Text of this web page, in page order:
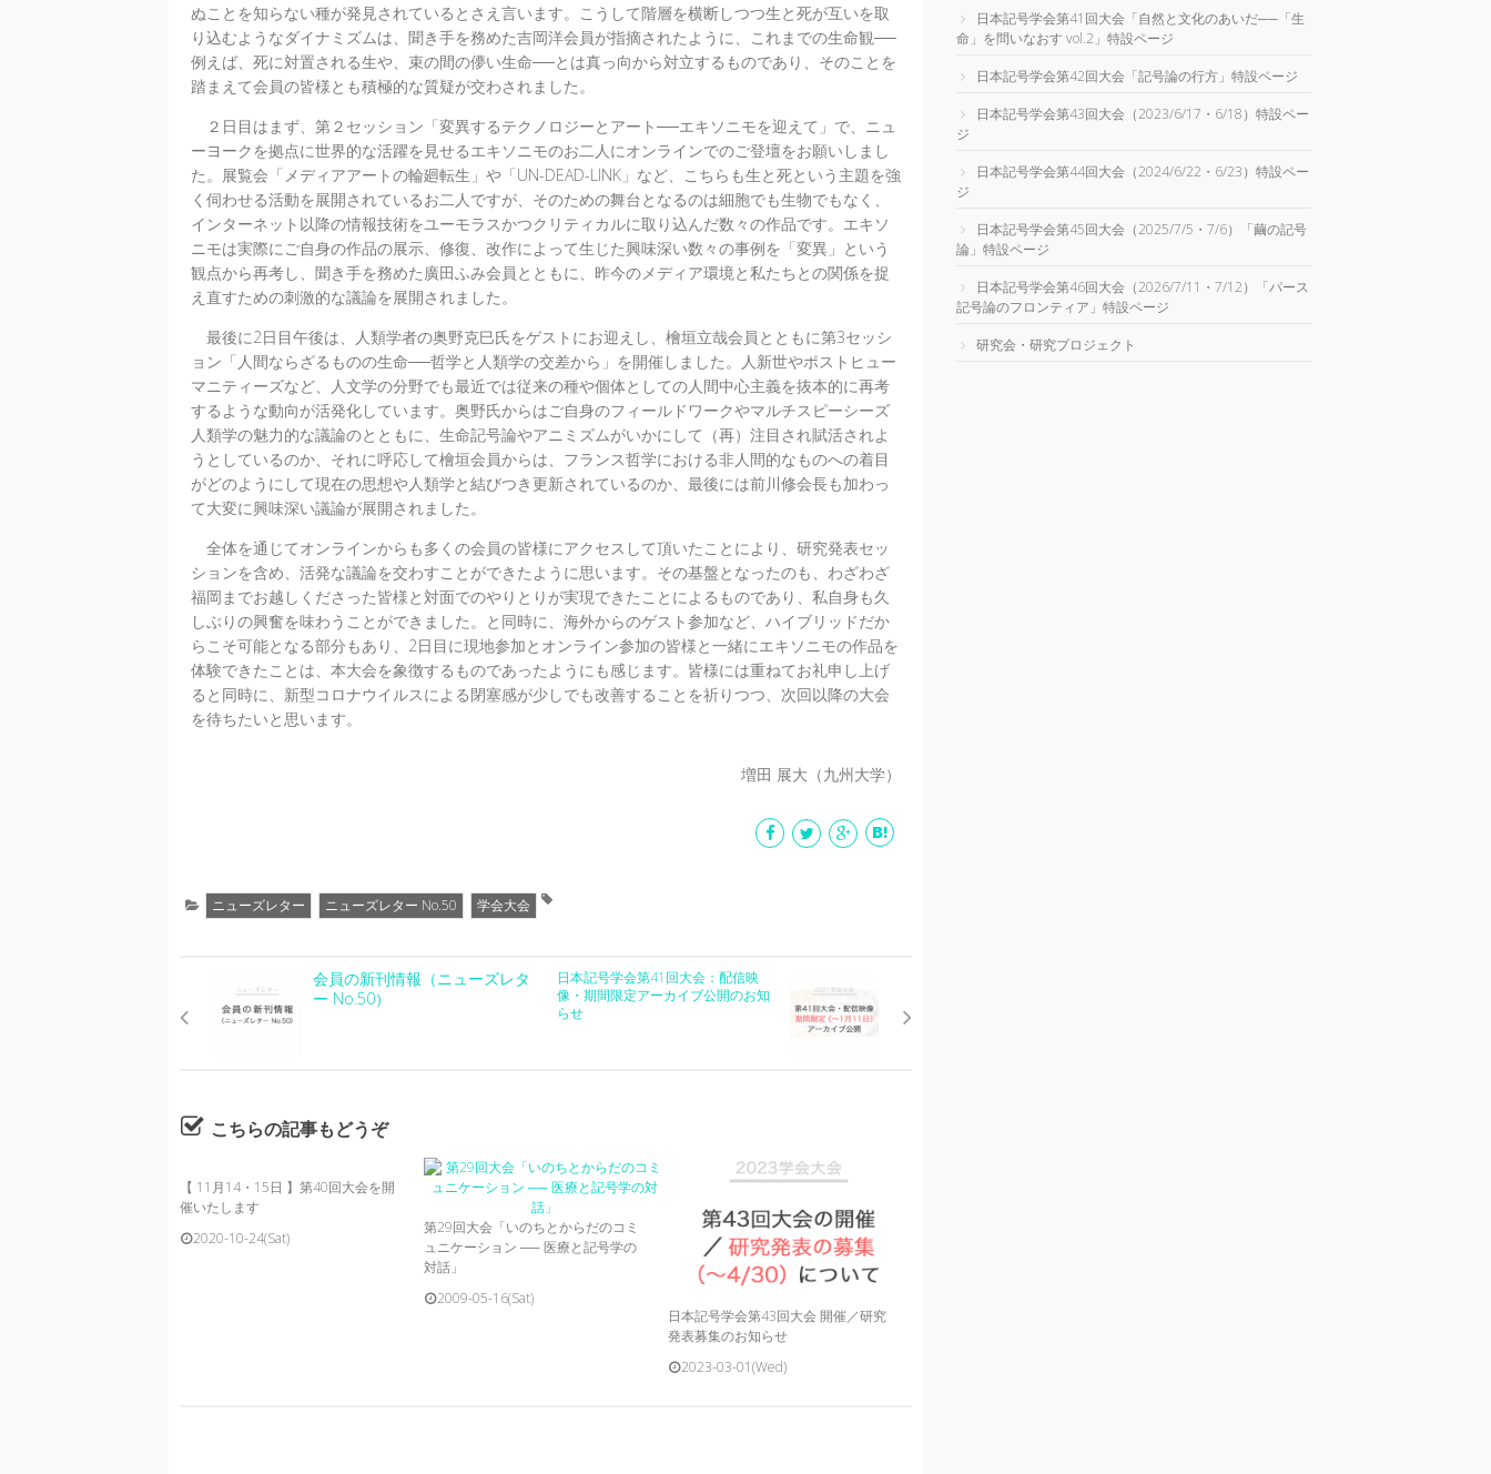
ぬことを知らない種が発見されているとさえ言います。こうして階層を横断しつつ生と死が互いを取
り込むようなダイナミズムは、聞き手を務めた吉岡洋会員が指摘されたように、これまでの生命観──
例えば、死に対置される生や、束の間の儚い生命──とは真っ向から対立するものであり、そのことを
踏まえて会員の皆様とも積極的な質疑が交わされました。
２日目はまず、第２セッション「変異するテクノロジーとアート──エキソニモを迎えて」で、ニュ
ーヨークを拠点に世界的な活躍を見せるエキソニモのお二人にオンラインでのご登壇をお願いしまし
た。展覧会「メディアアートの輪廻転生」や「UN-DEAD-LINK」など、こちらも生と死という主題を強
く伺わせる活動を展開されているお二人ですが、そのための舞台となるのは細胞でも生物でもなく、
インターネット以降の情報技術をユーモラスかつクリティカルに取り込んだ数々の作品です。エキソ
ニモは実際にご自身の作品の展示、修復、改作によって生じた興味深い数々の事例を「変異」という
観点から再考し、聞き手を務めた廣田ふみ会員とともに、昨今のメディア環境と私たちとの関係を捉
え直すための刺激的な議論を展開されました。
最後に2日目午後は、人類学者の奥野克巳氏をゲストにお迎えし、檜垣立哉会員とともに第3セッシ
ョン「人間ならざるものの生命──哲学と人類学の交差から」を開催しました。人新世やポストヒュー
マニティーズなど、人文学の分野でも最近では従来の種や個体としての人間中心主義を抜本的に再考
するような動向が活発化しています。奥野氏からはご自身のフィールドワークやマルチスピーシーズ
人類学の魅力的な議論のとともに、生命記号論やアニミズムがいかにして（再）注目され賦活されよ
うとしているのか、それに呼応して檜垣会員からは、フランス哲学における非人間的なものへの着目
がどのようにして現在の思想や人類学と結びつき更新されているのか、最後には前川修会長も加わっ
て大変に興味深い議論が展開されました。
全体を通じてオンラインからも多くの会員の皆様にアクセスして頂いたことにより、研究発表セッ
ションを含め、活発な議論を交わすことができたように思います。その基盤となったのも、わざわざ
福岡までお越しくださった皆様と対面でのやりとりが実現できたことによるものであり、私自身も久
しぶりの興奮を味わうことができました。と同時に、海外からのゲスト参加など、ハイブリッドだか
らこそ可能となる部分もあり、2日目に現地参加とオンライン参加の皆様と一緒にエキソニモの作品を
体験できたことは、本大会を象徴するものであったようにも感じます。皆様には重ねてお礼申し上げ
ると同時に、新型コロナウイルスによる閉塞感が少しでも改善することを祈りつつ、次回以降の大会
を待ちたいと思います。
増田 展大（九州大学）
ニューズレター ニューズレター No.50 学会大会
会員の新刊情報（ニューズレタ
ー No.50）
日本記号学会第41回大会：配信映
像・期間限定アーカイブ公開のお知
らせ
こちらの記事もどうぞ
【 11月14・15日 】第40回大会を開
催いたします
2020-10-24(Sat)
第29回大会「いのちとからだのコミ
ュニケーション ── 医療と記号学の
対話」
2009-05-16(Sat)
日本記号学会第43回大会 開催／研究
発表募集のお知らせ
2023-03-01(Wed)
日本記号学会第41回大会「自然と文化のあいだ──「生
命」を問いなおす vol.2」特設ページ
日本記号学会第42回大会「記号論の行方」特設ページ
日本記号学会第43回大会（2023/6/17・6/18）特設ペー
ジ
日本記号学会第44回大会（2024/6/22・6/23）特設ペー
ジ
日本記号学会第45回大会（2025/7/5・7/6）「繭の記号
論」特設ページ
日本記号学会第46回大会（2026/7/11・7/12）「パース
記号論のフロンティア」特設ページ
研究会・研究プロジェクト